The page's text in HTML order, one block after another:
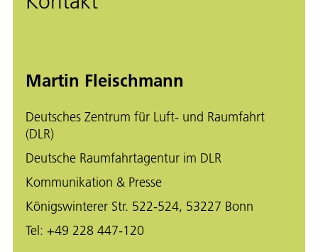
Martin Fleischmann
Deutsches Zentrum für Luft- und Raumfahrt
(DLR)
Deutsche Raumfahrtagentur im DLR
Kommunikation & Presse
Königswinterer Str. 522-524, 53227 Bonn
Tel: +49 228 447-120